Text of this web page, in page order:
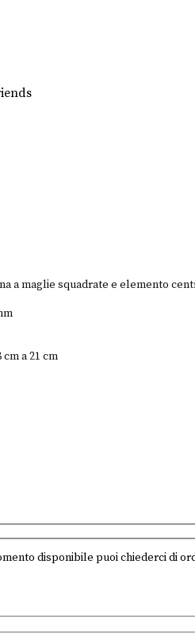
a maglie squadrate e elemento
a 21 cm
disponibile puoi chiederci di